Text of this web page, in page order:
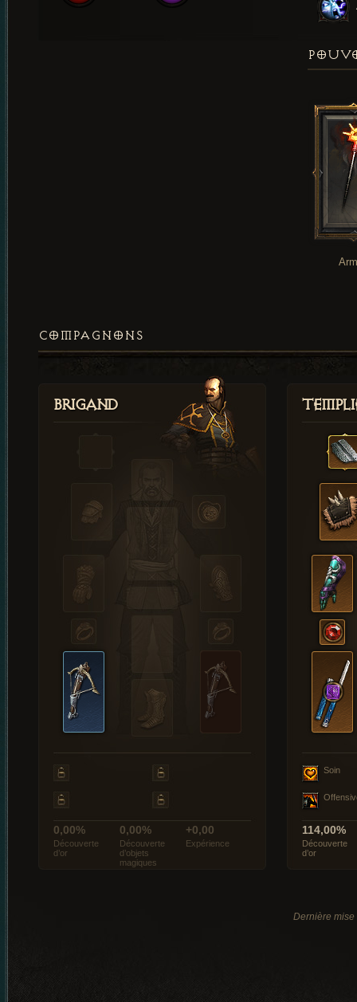
COMPAGNONS
Brigand
0,00%
Découverte
d’or
0,00%
Découverte
d’objets
magiques
+0,00
Expérience
Soin
114,00%
Découverte
d’or
Dernière mise